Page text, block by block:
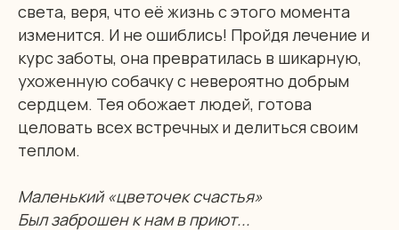
света, веря, что её жизнь с этого момента
изменится. И не ошиблись! Пройдя лечение и
курс заботы, она превратилась в шикарную,
ухоженную собачку с невероятно добрым
сердцем. Тея обожает людей, готова
целовать всех встречных и делиться своим
теплом.
Маленький «цветочек счастья»
Был заброшен к нам в приют...